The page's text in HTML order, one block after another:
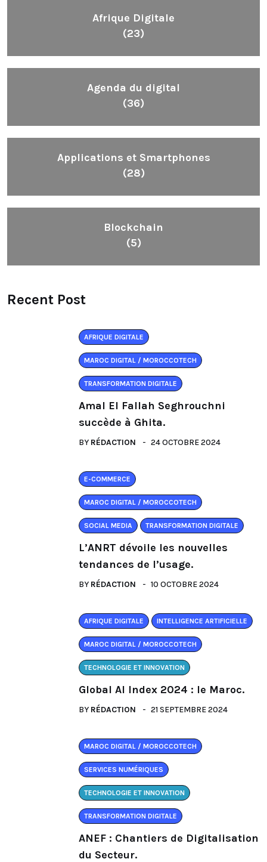
Afrique Digitale
(23)
Agenda du digital
(36)
Applications et Smartphones
(28)
Blockchain
(5)
Recent Post
AFRIQUE DIGITALE
MAROC DIGITAL / MOROCCOTECH
TRANSFORMATION DIGITALE
Amal El Fallah Seghrouchni
succède à Ghita.
BY RÉDACTION 24 OCTOBRE 2024
E-COMMERCE
MAROC DIGITAL / MOROCCOTECH
SOCIAL MEDIA TRANSFORMATION DIGITALE
L’ANRT dévoile les nouvelles
tendances de l’usage.
BY RÉDACTION 10 OCTOBRE 2024
AFRIQUE DIGITALE INTELLIGENCE ARTIFICIELLE
MAROC DIGITAL / MOROCCOTECH
TECHNOLOGIE ET INNOVATION
Global AI Index 2024 : le Maroc.
BY RÉDACTION 21 SEPTEMBRE 2024
MAROC DIGITAL / MOROCCOTECH
SERVICES NUMÉRIQUES
TECHNOLOGIE ET INNOVATION
TRANSFORMATION DIGITALE
ANEF : Chantiers de Digitalisation
du Secteur.